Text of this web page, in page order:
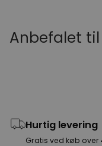
Anbefalet
Hurtig levering
Gratis ved køb over